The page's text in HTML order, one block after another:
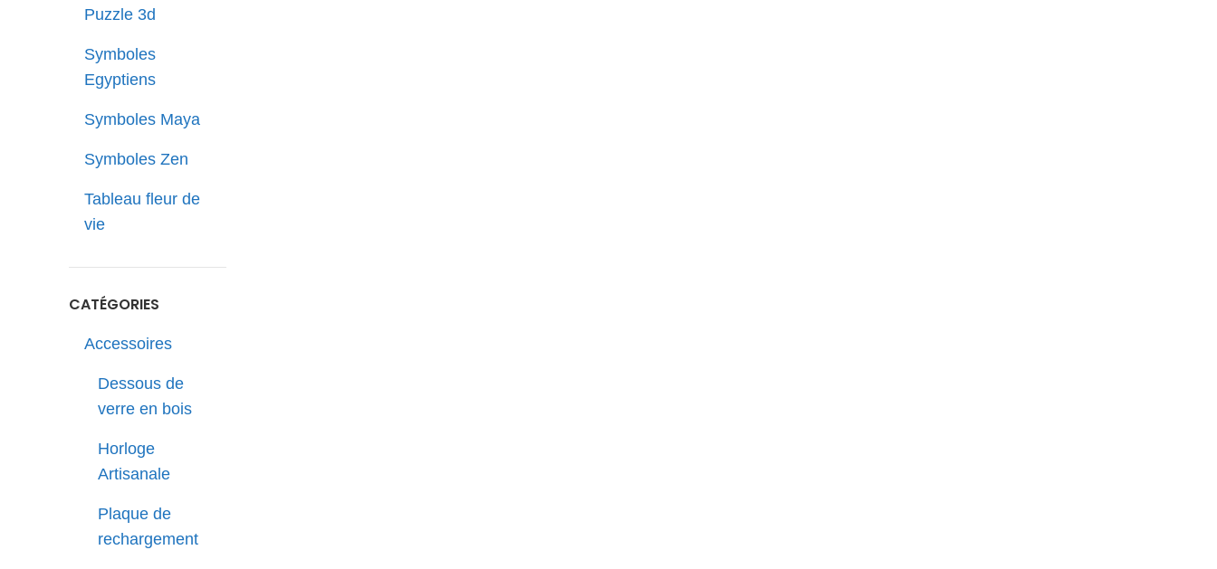
Puzzle 3d
Symboles
Egyptiens
Symboles Maya
Symboles Zen
Tableau fleur de
vie
CATÉGORIES
Accessoires
Dessous de
verre en bois
Horloge
Artisanale
Plaque de
rechargement